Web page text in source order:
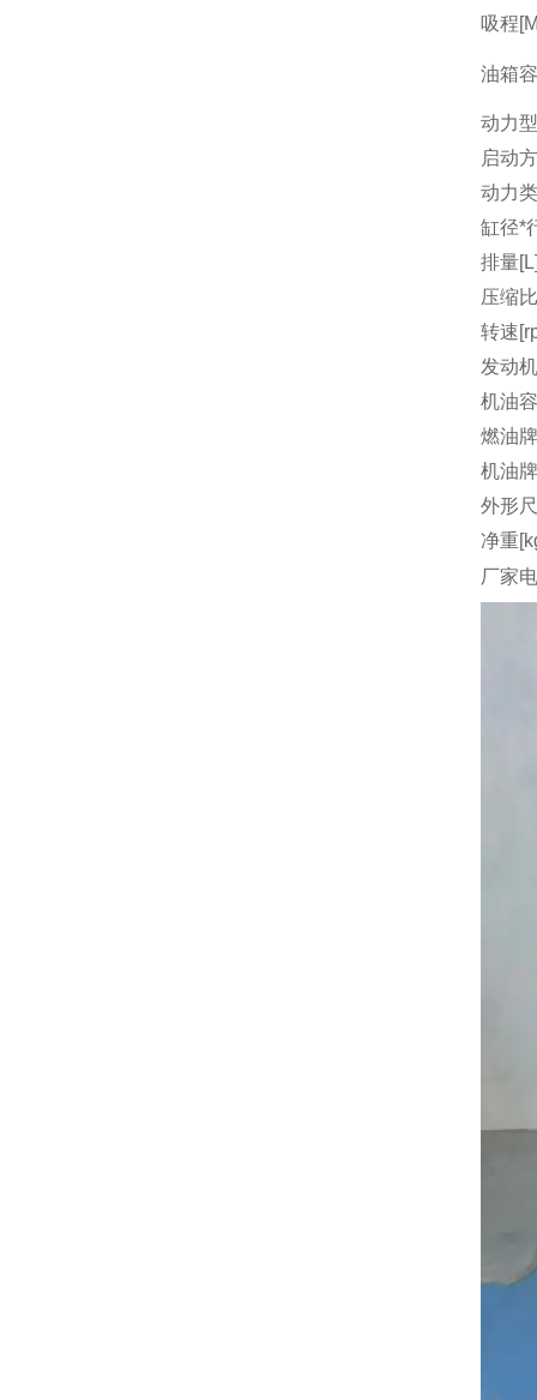
吸程
油箱
动力
启动
动力
缸径*
排量
压缩比
转速
发动
机油
燃油
机油
外形
净重
厂家